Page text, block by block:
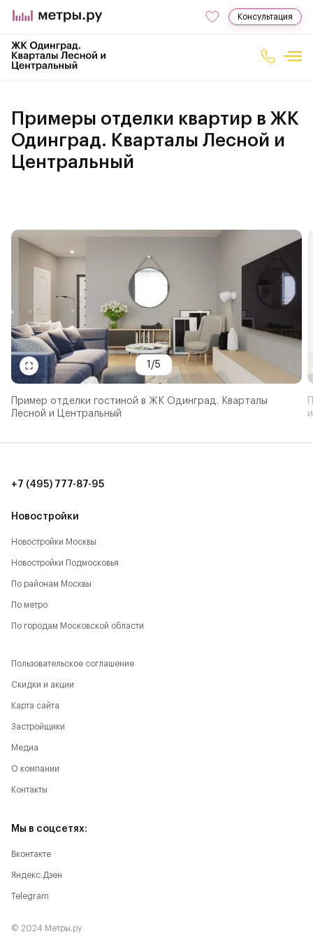
Консультация
Примеры отделки квартир в ЖК
Одинград. Кварталы Лесной и
Центральный
Пример отделки гостиной в ЖК Одинград. Кварталы
Лесной и Центральный
1 /5
Новостройки
Новостройки Москвы
Новостройки Подмосковья
По районам Москвы
По метро
По городам Московской области
+7 (495) 777-87-95
Пользовательское соглашение
Скидки и акции
Карта сайта
Застройщики
Медиа
О компании
Контакты
Мы в соцсетях:
Вконтакте
Яндекс.Дзен
Telegram
© 2024 Метры.ру